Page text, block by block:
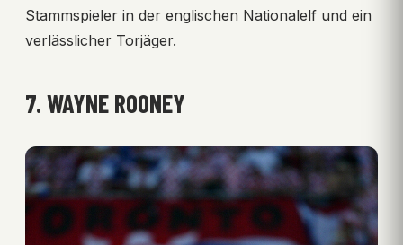
Stammspieler in der englischen Nationalelf und ein
verlässlicher Torjäger.
7. WAYNE ROONEY